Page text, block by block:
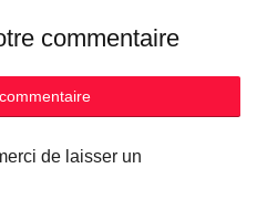
commentaire
de laisser un